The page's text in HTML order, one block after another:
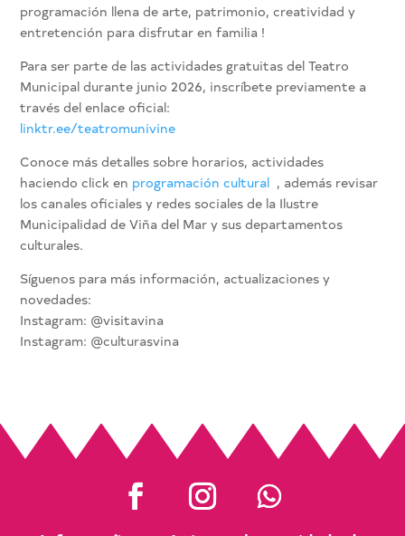
programación llena de arte, patrimonio, creatividad y
entretención para disfrutar en familia !
Para ser parte de las actividades gratuitas del Teatro
Municipal durante junio 2026, inscríbete previamente a
través del enlace oficial:
linktr.ee/teatromunivine
Conoce más detalles sobre horarios, actividades
haciendo click en programación cultural , además revisar
los canales oficiales y redes sociales de la Ilustre
Municipalidad de Viña del Mar y sus departamentos
culturales.
Síguenos para más información, actualizaciones y
novedades:
Instagram: @visitavina
Instagram: @culturasvina